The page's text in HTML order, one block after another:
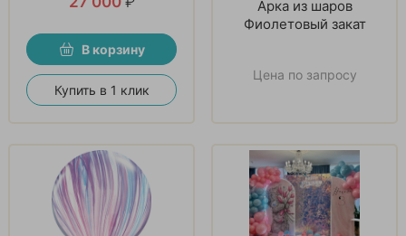
В корзину
Купить в 1 клик
Арка из шаров
Фиолетовый закат
Цена по запросу